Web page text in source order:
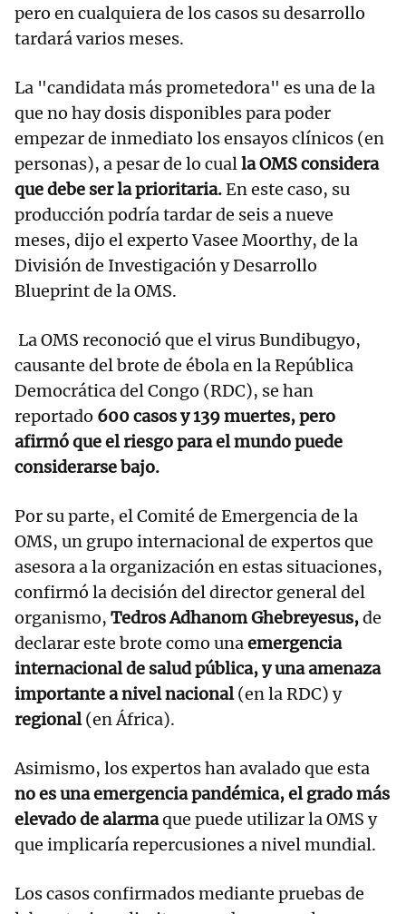
pero en cualquiera de los casos su desarrollo
tardará varios meses.
La "candidata más prometedora" es una de la
que no hay dosis disponibles para poder
empezar de inmediato los ensayos clínicos (en
personas), a pesar de lo cualla OMS considera
que debe ser la prioritaria.En este caso, su
producción podría tardar de seis a nueve
meses, dijo el experto Vasee Moorthy, de la
División de Investigación y Desarrollo
Blueprint de la OMS.
La OMS reconoció que el virus Bundibugyo,
causante del brote de ébola en la República
Democrática del Congo (RDC), se han
reportado 600 casos y 139 muertes, pero
afirmó que el riesgo para el mundo puede
considerarse bajo.
Por su parte, el Comité de Emergencia de la
OMS, un grupo internacional de expertos que
asesora a la organización en estas situaciones,
confirmó la decisión del director general del
organismo, Tedros Adhanom Ghebreyesus,de
declarar este brote como unaemergencia
internacional de salud pública, y una amenaza
importante a nivel nacional(en la RDC) y
regional(en África).
Asimismo, los expertos han avalado que esta
no es una emergencia pandémica, el grado más
elevado de alarmaque puede utilizar la OMS y
que implicaría repercusiones a nivel mundial.
Los casos confirmados mediante pruebas de